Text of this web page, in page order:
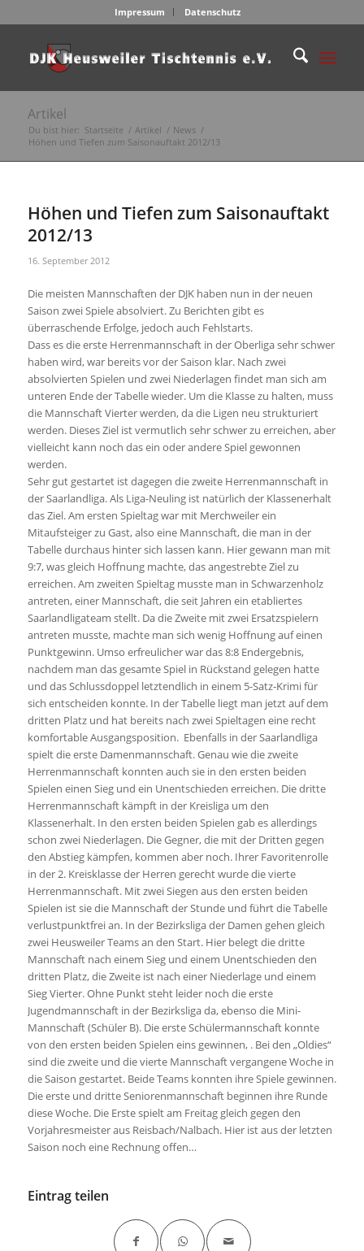
Impressum Datenschutz
Artikel
Du bist hier: Startseite / Artikel / News /
Höhen und Tiefen zum Saisonauftakt 2012/13
Höhen und Tiefen zum Saisonauftakt
2012/13
16. September 2012
Die meisten Mannschaften der DJK haben nun in der neuen
Saison zwei Spiele absolviert. Zu Berichten gibt es
überraschende Erfolge, jedoch auch Fehlstarts.
Dass es die erste Herrenmannschaft in der Oberliga sehr schwer
haben wird, war bereits vor der Saison klar. Nach zwei
absolvierten Spielen und zwei Niederlagen findet man sich am
unteren Ende der Tabelle wieder. Um die Klasse zu halten, muss
die Mannschaft Vierter werden, da die Ligen neu strukturiert
werden. Dieses Ziel ist vermutlich sehr schwer zu erreichen, aber
vielleicht kann noch das ein oder andere Spiel gewonnen
werden.
Sehr gut gestartet ist dagegen die zweite Herrenmannschaft in
der Saarlandliga. Als Liga-Neuling ist natürlich der Klassenerhalt
das Ziel. Am ersten Spieltag war mit Merchweiler ein
Mitaufsteiger zu Gast, also eine Mannschaft, die man in der
Tabelle durchaus hinter sich lassen kann. Hier gewann man mit
9:7, was gleich Hoffnung machte, das angestrebte Ziel zu
erreichen. Am zweiten Spieltag musste man in Schwarzenholz
antreten, einer Mannschaft, die seit Jahren ein etabliertes
Saarlandligateam stellt. Da die Zweite mit zwei Ersatzspielern
antreten musste, machte man sich wenig Hoffnung auf einen
Punktgewinn. Umso erfreulicher war das 8:8 Endergebnis,
nachdem man das gesamte Spiel in Rückstand gelegen hatte
und das Schlussdoppel letztendlich in einem 5-Satz-Krimi für
sich entscheiden konnte. In der Tabelle liegt man jetzt auf dem
dritten Platz und hat bereits nach zwei Spieltagen eine recht
komfortable Ausgangsposition. Ebenfalls in der Saarlandliga
spielt die erste Damenmannschaft. Genau wie die zweite
Herrenmannschaft konnten auch sie in den ersten beiden
Spielen einen Sieg und ein Unentschieden erreichen. Die dritte
Herrenmannschaft kämpft in der Kreisliga um den
Klassenerhalt. In den ersten beiden Spielen gab es allerdings
schon zwei Niederlagen. Die Gegner, die mit der Dritten gegen
den Abstieg kämpfen, kommen aber noch. Ihrer Favoritenrolle
in der 2. Kreisklasse der Herren gerecht wurde die vierte
Herrenmannschaft. Mit zwei Siegen aus den ersten beiden
Spielen ist sie die Mannschaft der Stunde und führt die Tabelle
verlustpunktfrei an. In der Bezirksliga der Damen gehen gleich
zwei Heusweiler Teams an den Start. Hier belegt die dritte
Mannschaft nach einem Sieg und einem Unentschieden den
dritten Platz, die Zweite ist nach einer Niederlage und einem
Sieg Vierter. Ohne Punkt steht leider noch die erste
Jugendmannschaft in der Bezirksliga da, ebenso die Mini-
Mannschaft (Schüler B). Die erste Schülermannschaft konnte
von den ersten beiden Spielen eins gewinnen, . Bei den „Oldies“
sind die zweite und die vierte Mannschaft vergangene Woche in
die Saison gestartet. Beide Teams konnten ihre Spiele gewinnen.
Die erste und dritte Seniorenmannschaft beginnen ihre Runde
diese Woche. Die Erste spielt am Freitag gleich gegen den
Vorjahresmeister aus Reisbach/Nalbach. Hier ist aus der letzten
Saison noch eine Rechnung offen…
Eintrag teilen